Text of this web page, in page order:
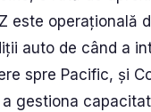
este operațională
auto de când a
spre Pacific, și
gestiona